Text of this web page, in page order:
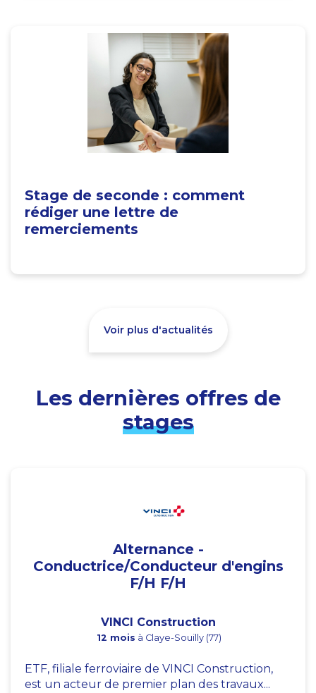
Stage de seconde : comment
rédiger une lettre de
remerciements
Voir plus d'actualités
Les dernières offres de
stages
Alternance -
Conductrice/Conducteur d'engins
F/H F/H
VINCI Construction
12 mois à Claye-Souilly (77)
ETF, filiale ferroviaire de VINCI Construction,
est un acteur de premier plan des travaux...